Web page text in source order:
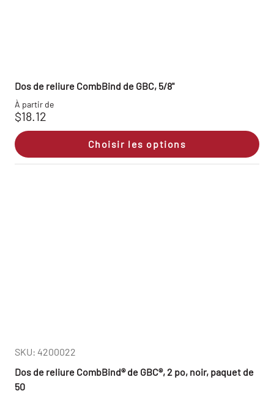
Dos de reliure CombBind de GBC, 5/8"
À partir de
$18.12
Choisir les options
SKU: 4200022
Dos de reliure CombBind® de GBC®, 2 po, noir, paquet de
50